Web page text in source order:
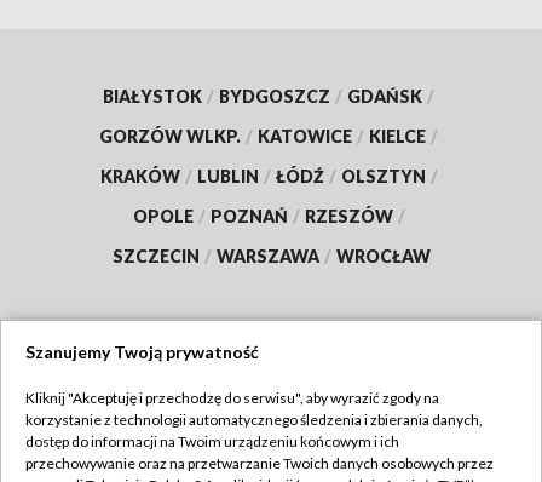
BIAŁYSTOK / BYDGOSZCZ / GDAŃSK /
GORZÓW WLKP. / KATOWICE / KIELCE /
KRAKÓW / LUBLIN / ŁÓDŹ / OLSZTYN /
OPOLE / POZNAŃ / RZESZÓW /
SZCZECIN / WARSZAWA / WROCŁAW
TVP
Abonament TVP
Regulamin TVP
Szanujemy Twoją prywatność
Kliknij "Akceptuję i przechodzę do serwisu", aby wyrazić zgody na
korzystanie z technologii automatycznego śledzenia i zbierania danych,
dostęp do informacji na Twoim urządzeniu końcowym i ich
przechowywanie oraz na przetwarzanie Twoich danych osobowych przez